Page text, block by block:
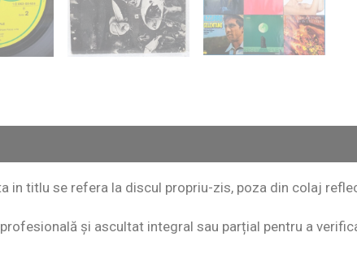
in titlu se refera la discul propriu-zis, poza din colaj
și ascultat integral sau parțial pentru a